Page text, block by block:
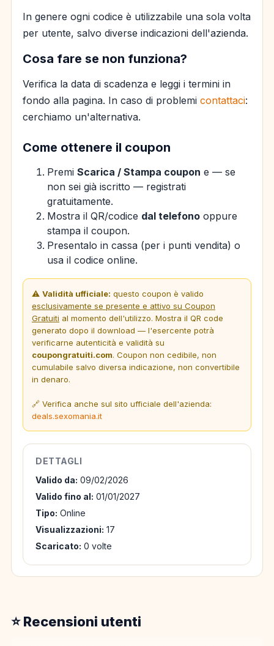
In genere ogni codice è utilizzabile una sola volta
per utente, salvo diverse indicazioni dell'azienda.
Cosa fare se non funziona?
Verifica la data di scadenza e leggi i termini in
fondo alla pagina. In caso di problemi contattaci:
cerchiamo un'alternativa.
Come ottenere il coupon
Premi Scarica / Stampa coupon e — se
non sei già iscritto — registrati
gratuitamente.
Mostra il QR/codice dal telefono oppure
stampa il coupon.
Presentalo in cassa (per i punti vendita) o
usa il codice online.
⚠️ Validità ufficiale: questo coupon è valido
esclusivamente se presente e attivo su Coupon
Gratuiti al momento dell'utilizzo. Mostra il QR code
generato dopo il download — l'esercente potrà
verificarne autenticità e validità su
coupongratuiti.com. Coupon non cedibile, non
cumulabile salvo diversa indicazione, non convertibile
in denaro.
🔗 Verifica anche sul sito ufficiale dell'azienda:
deals.sexomania.it
DETTAGLI
Valido da: 09/02/2026
Valido fino al: 01/01/2027
Tipo: Online
Visualizzazioni: 17
Scaricato: 0 volte
⭐ Recensioni utenti